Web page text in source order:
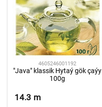
4605246001192
"Java" klassik Hytaý gök çaýy
100g
14.3 m